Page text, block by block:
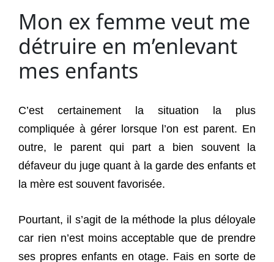
Mon ex femme veut me
détruire en m’enlevant
mes enfants
C’est certainement la situation la plus
compliquée à gérer lorsque l’on est parent. En
outre, le parent qui part a bien souvent la
défaveur du juge quant à la garde des enfants et
la mère est souvent favorisée.
Pourtant, il s’agit de la méthode la plus déloyale
car rien n’est moins acceptable que de prendre
ses propres enfants en otage. Fais en sorte de